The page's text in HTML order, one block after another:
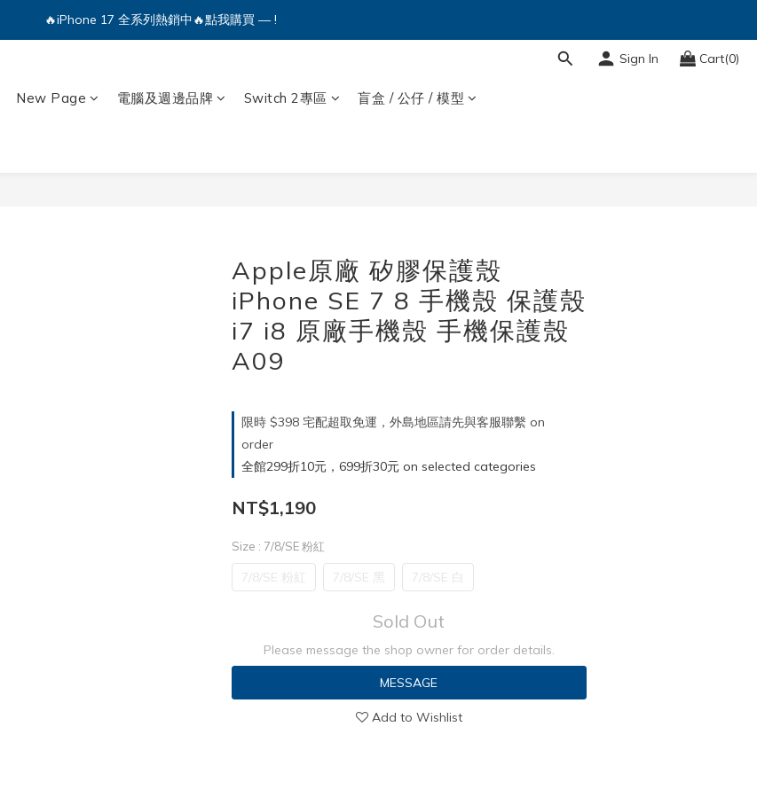
🔥iPhone 17 全系列熱銷中🔥點我購買 — !
🔥iPhone 17 全系列熱銷中🔥點我購買 — !
🔥iPhone 17 全系列熱銷中🔥點我購買 — !
Sign In Cart(0)
New Page 電腦及週邊品牌 Switch 2專區 盲盒 / 公仔 / 模型
Apple原廠 矽膠保護殼
iPhone SE 7 8 手機殼 保護殼
i7 i8 原廠手機殼 手機保護殼
A09
限時 $398 宅配超取免運，外島地區請先與客服聯繫 on
order
全館299折10元，699折30元 on selected categories
NT$1,190
Size : 7/8/SE 粉紅
7/8/SE 粉紅 7/8/SE 黑 7/8/SE 白
Sold Out
Please message the shop owner for order details.
MESSAGE
Add to Wishlist